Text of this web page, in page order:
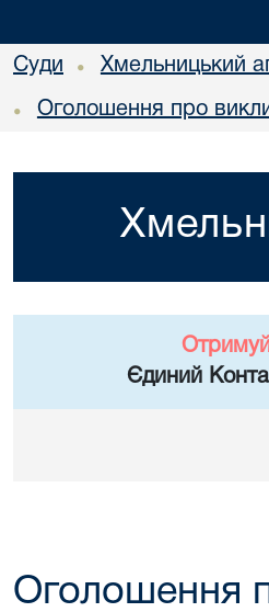
Суди • Хмельницький
• Оголошення про
Єдиний
Оголошення